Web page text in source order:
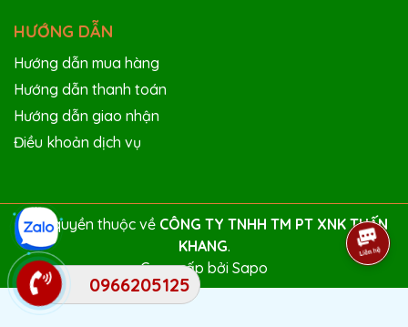
HƯỚNG DẪN
Hướng dẫn mua hàng
Hướng dẫn thanh toán
Hướng dẫn giao nhận
Điều khoản dịch vụ
Bản quyền thuộc về CÔNG TY TNHH TM PT XNK TUẤN
KHANG.
Cung cấp bởi Sapo
0966205125